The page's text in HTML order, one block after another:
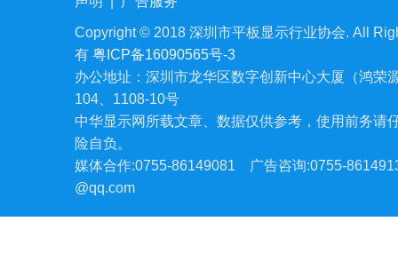
Copyright © 2018 深圳市平板显示行业协会. All
有 粤ICP备16090565号-3
办公地址：深圳市龙华区数字创新中心大厦（鸿荣
104、1108-10号
中华显示网所载文章、数据仅供参考，使用前务请
险自负。
媒体合作:0755-86149081
广告咨询:0755-
@qq.com